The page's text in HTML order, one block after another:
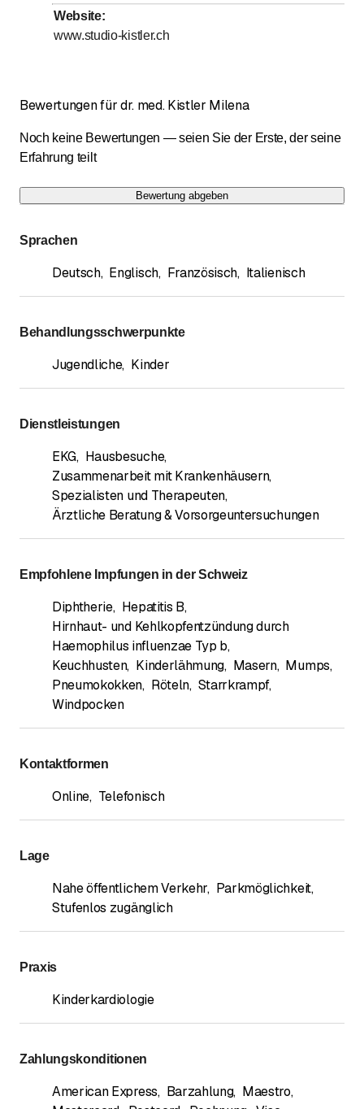
Website:
www.studio-kistler.ch
Bewertungen für dr. med. Kistler Milena
Noch keine Bewertungen — seien Sie der Erste, der seine
Erfahrung teilt
Bewertung abgeben
Sprachen
Deutsch, Englisch, Französisch, Italienisch
Behandlungsschwerpunkte
Jugendliche, Kinder
Dienstleistungen
EKG, Hausbesuche,
Zusammenarbeit mit Krankenhäusern,
Spezialisten und Therapeuten,
Ärztliche Beratung & Vorsorgeuntersuchungen
Empfohlene Impfungen in der Schweiz
Diphtherie, Hepatitis B,
Hirnhaut- und Kehlkopfentzündung durch
Haemophilus influenzae Typ b,
Keuchhusten, Kinderlähmung, Masern, Mumps,
Pneumokokken, Röteln, Starrkrampf,
Windpocken
Kontaktformen
Online, Telefonisch
Lage
Nahe öffentlichem Verkehr, Parkmöglichkeit,
Stufenlos zugänglich
Praxis
Kinderkardiologie
Zahlungskonditionen
American Express, Barzahlung, Maestro,